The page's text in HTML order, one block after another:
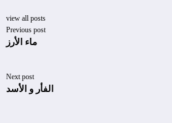
view all posts
Previous post
ماء الأرز
Next post
الفأر و الأسد